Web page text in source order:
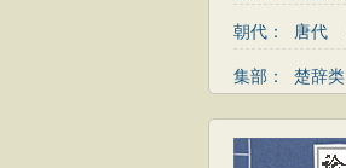
朝代： 唐代
隋代
集部： 楚辞类